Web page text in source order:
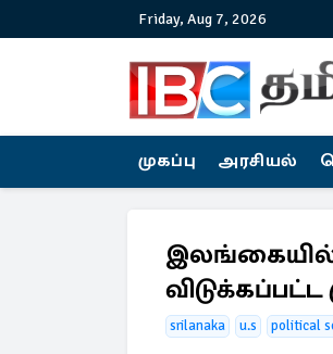
Friday, Aug 7, 2026
முகப்பு அரசியல்
இலங்கையில்
srilanaka u.s political